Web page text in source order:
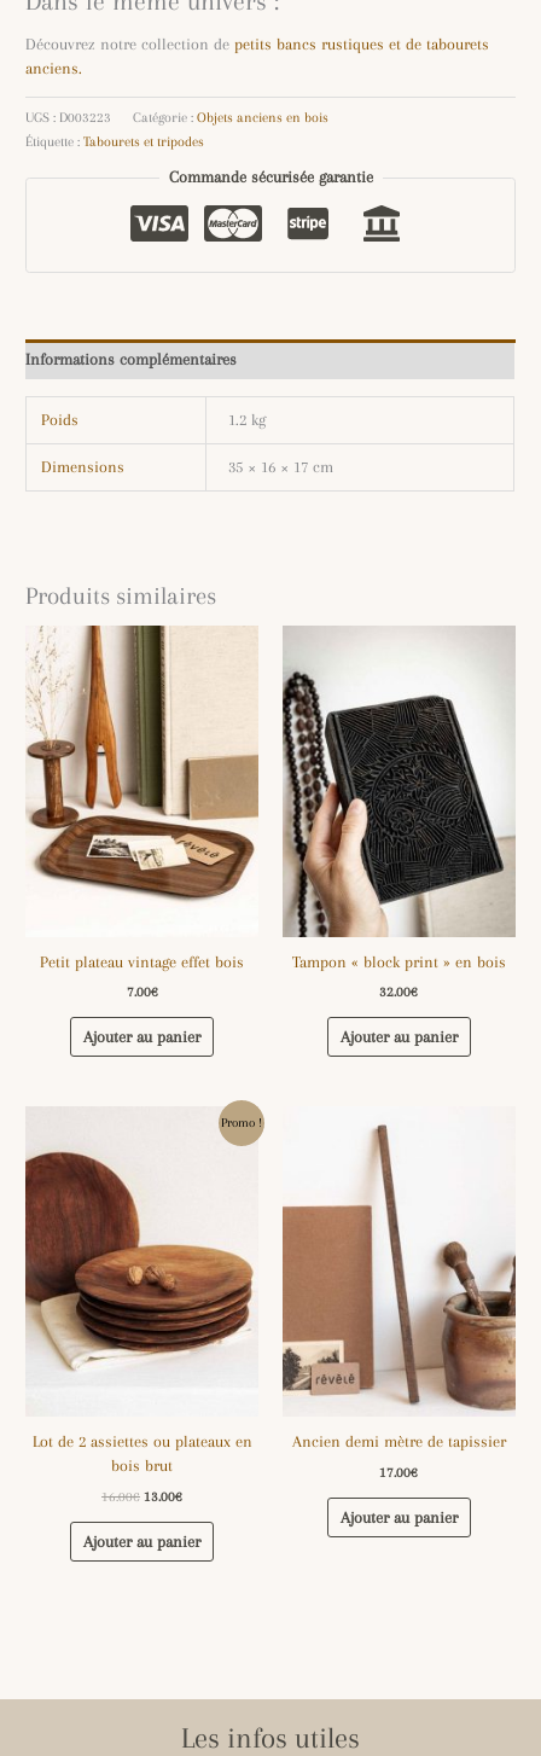
Découvrez notre collection depetits bancs rustiques et de tabourets
anciens.
UGS : D003223 Catégorie :Objets anciens en bois
Étiquette :Tabourets et tripodes
Commande sécurisée garantie
Informations complémentaires
Poids 1.2 kg
Dimensions 35 × 16 × 17 cm
Produits similaires
Petit plateau vintage effet bois
7.00€
Ajouter au panier
Tampon « block print » en bois
32.00€
Ajouter au panier
Promo !
Lot de 2 assiettes ou plateaux en
bois brut
16.00€ 13.00€
Ajouter au panier
Ancien demi mètre de tapissier
17.00€
Ajouter au panier
Les infos utiles